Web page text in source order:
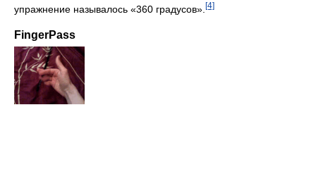
упражнение называлось «360 градусов». [4]
FingerPass